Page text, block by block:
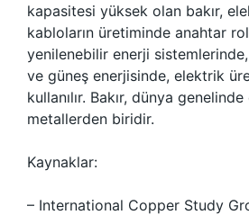
kapasitesi yüksek olan bakır,
kabloların üretiminde anahtar
yenilenebilir enerji
ve güneş enerjisinde, elektrik
kullanılır. Bakır, dünya
metallerden biridir.
Kaynaklar:
– International Copper Study